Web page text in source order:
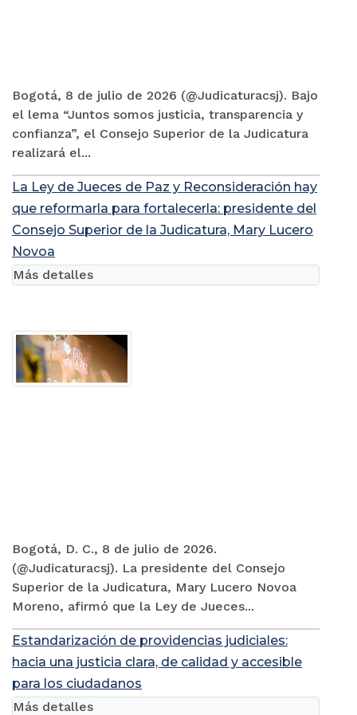
Bogotá, 8 de julio de 2026 (@Judicaturacsj). Bajo
el lema “Juntos somos justicia, transparencia y
confianza”, el Consejo Superior de la Judicatura
realizará el...
La Ley de Jueces de Paz y Reconsideración hay
que reformarla para fortalecerla: presidente del
Consejo Superior de la Judicatura, Mary Lucero
Novoa
Bogotá, D. C., 8 de julio de 2026.
(@Judicaturacsj). La presidente del Consejo
Superior de la Judicatura, Mary Lucero Novoa
Moreno, afirmó que la Ley de Jueces...
Más detalles
Estandarización de providencias judiciales:
hacia una justicia clara, de calidad y accesible
para los ciudadanos
Más detalles